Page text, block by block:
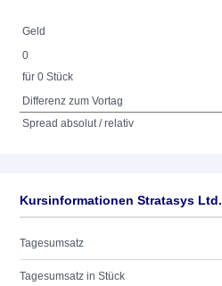
Geld
0
für 0 Stück
Differenz zum Vortag
Spread absolut / relativ
Kursinformationen Stratasys Ltd.
Tagesumsatz
Tagesumsatz in Stück